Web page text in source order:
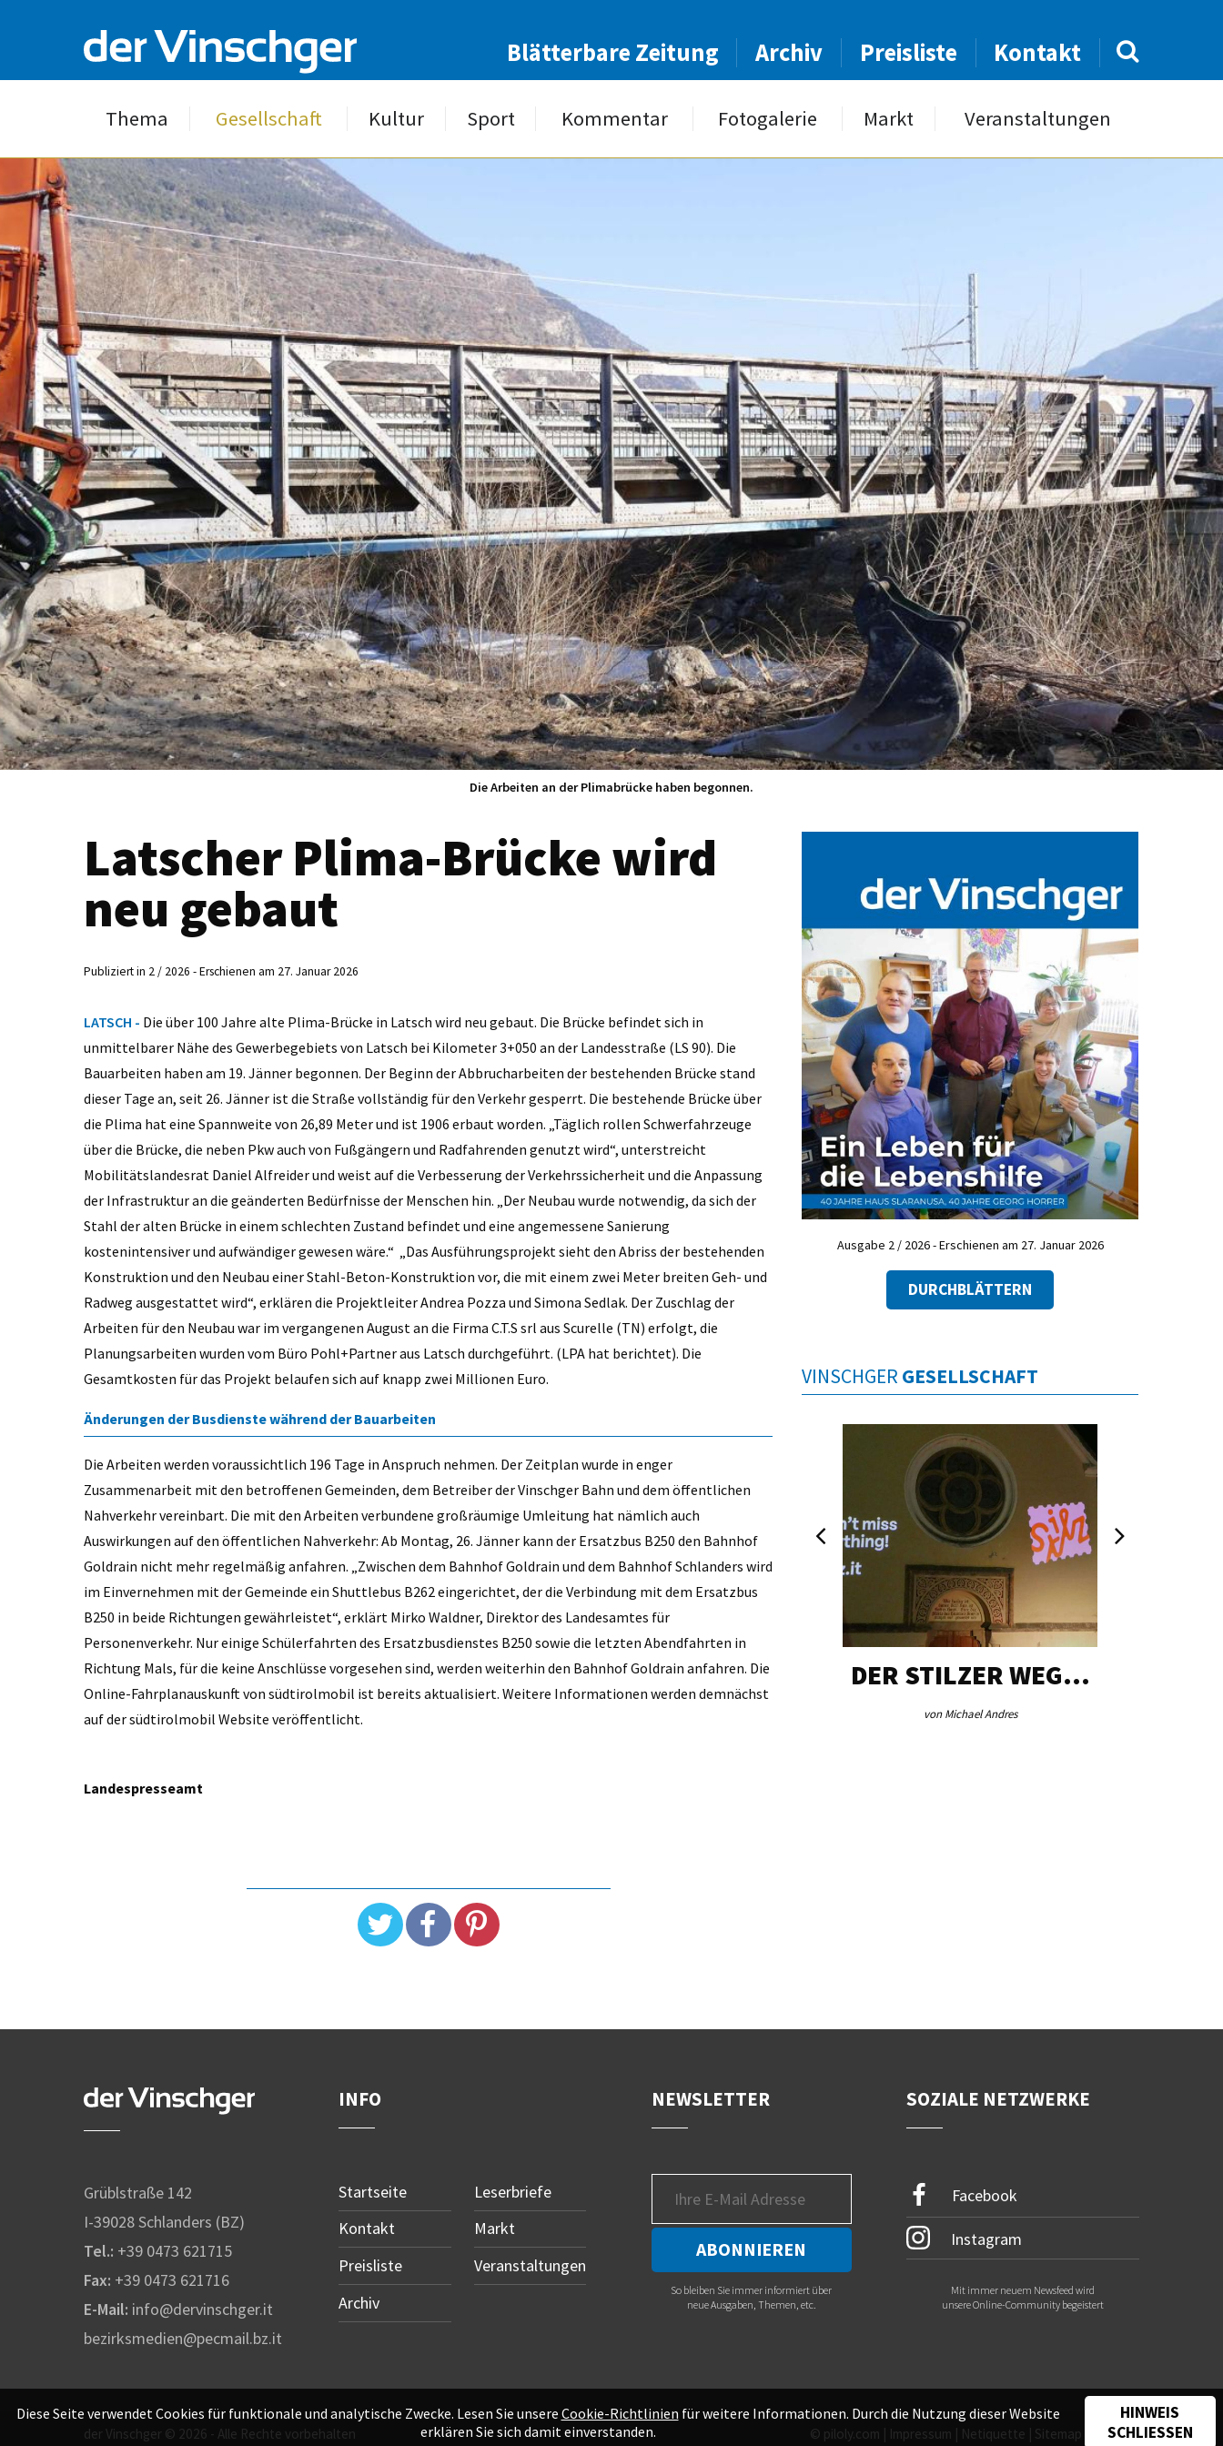
Blätterbare Zeitung Archiv Preisliste Kontakt
Thema Gesellschaft Kultur Sport Kommentar Fotogalerie Markt Veranstaltungen
Die Arbeiten an der Plimabrücke haben begonnen.
Latscher Plima-Brücke wird
neu gebaut
Publiziert in 2 / 2026 - Erschienen am 27. Januar 2026
LATSCH - Die über 100 Jahre alte Plima-Brücke in Latsch wird neu gebaut. Die Brücke befindet sich in
unmittelbarer Nähe des Gewerbegebiets von Latsch bei Kilometer 3+050 an der Landesstraße (LS 90). Die
Bauarbeiten haben am 19. Jänner begonnen. Der Beginn der Abbrucharbeiten der bestehenden Brücke stand
dieser Tage an, seit 26. Jänner ist die Straße vollständig für den Verkehr gesperrt. Die bestehende Brücke über
die Plima hat eine Spannweite von 26,89 Meter und ist 1906 erbaut worden. „Täglich rollen Schwerfahrzeuge
über die Brücke, die neben Pkw auch von Fußgängern und Radfahrenden genutzt wird“, unterstreicht
Mobilitätslandesrat Daniel Alfreider und weist auf die Verbesserung der Verkehrssicherheit und die Anpassung
der Infrastruktur an die geänderten Bedürfnisse der Menschen hin. „Der Neubau wurde notwendig, da sich der
Stahl der alten Brücke in einem schlechten Zustand befindet und eine angemessene Sanierung
kostenintensiver und aufwändiger gewesen wäre.“ „Das Ausführungsprojekt sieht den Abriss der bestehenden
Konstruktion und den Neubau einer Stahl-Beton-Konstruktion vor, die mit einem zwei Meter breiten Geh- und
Radweg ausgestattet wird“, erklären die Projektleiter Andrea Pozza und Simona Sedlak. Der Zuschlag der
Arbeiten für den Neubau war im vergangenen August an die Firma C.T.S srl aus Scurelle (TN) erfolgt, die
Planungsarbeiten wurden vom Büro Pohl+Partner aus Latsch durchgeführt. (LPA hat berichtet). Die
Gesamtkosten für das Projekt belaufen sich auf knapp zwei Millionen Euro.
Änderungen der Busdienste während der Bauarbeiten
Die Arbeiten werden voraussichtlich 196 Tage in Anspruch nehmen. Der Zeitplan wurde in enger
Zusammenarbeit mit den betroffenen Gemeinden, dem Betreiber der Vinschger Bahn und dem öffentlichen
Nahverkehr vereinbart. Die mit den Arbeiten verbundene großräumige Umleitung hat nämlich auch
Auswirkungen auf den öffentlichen Nahverkehr: Ab Montag, 26. Jänner kann der Ersatzbus B250 den Bahnhof
Goldrain nicht mehr regelmäßig anfahren. „Zwischen dem Bahnhof Goldrain und dem Bahnhof Schlanders wird
im Einvernehmen mit der Gemeinde ein Shuttlebus B262 eingerichtet, der die Verbindung mit dem Ersatzbus
B250 in beide Richtungen gewährleistet“, erklärt Mirko Waldner, Direktor des Landesamtes für
Personenverkehr. Nur einige Schülerfahrten des Ersatzbusdienstes B250 sowie die letzten Abendfahrten in
Richtung Mals, für die keine Anschlüsse vorgesehen sind, werden weiterhin den Bahnhof Goldrain anfahren. Die
Online-Fahrplanauskunft von südtirolmobil ist bereits aktualisiert. Weitere Informationen werden demnächst
auf der südtirolmobil Website veröffentlicht.
Landespresseamt
Ausgabe 2 / 2026 - Erschienen am 27. Januar 2026
DURCHBLÄTTERN
VINSCHGER GESELLSCHAFT
DER STILZER WEG…
von Michael Andres
Grüblstraße 142
I-39028 Schlanders (BZ)
Tel.: +39 0473 621715
Fax: +39 0473 621716
E-Mail: info@dervinschger.it
bezirksmedien@pecmail.bz.it
INFO
Startseite
Kontakt
Preisliste
Archiv
Leserbriefe
Markt
Veranstaltungen
NEWSLETTER
So bleiben Sie immer informiert über
neue Ausgaben, Themen, etc.
SOZIALE NETZWERKE
Facebook
Instagram
Mit immer neuem Newsfeed wird
unsere Online-Community begeistert
der Vinschger © 2026 - Alle Rechte vorbehalten © piloly.com | Impressum | Netiquette | Sitemap Kontakt
Diese Seite verwendet Cookies für funktionale und analytische Zwecke. Lesen Sie unsere Cookie-Richtlinien für weitere Informationen. Durch die Nutzung dieser Website
erklären Sie sich damit einverstanden.
HINWEIS
SCHLIESSEN